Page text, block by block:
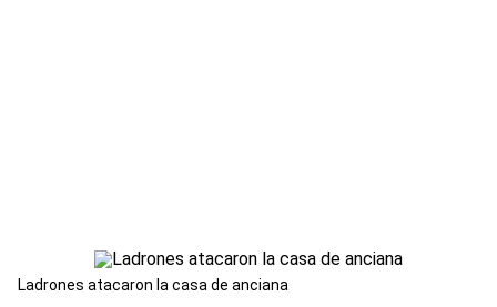
Ladrones atacaron la casa de anciana